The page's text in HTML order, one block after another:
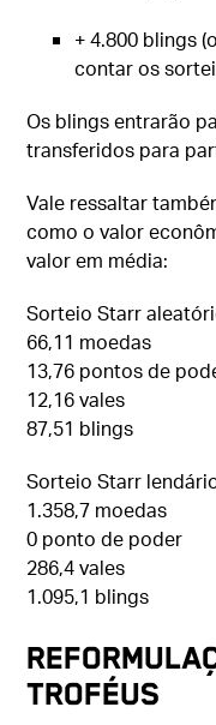
+ 4.800 blings
contar os
Os blings entrarão
transferidos para
Vale ressaltar
como o valor
valor em média:
Sorteio Starr
66,11 moedas
13,76 pontos de
12,16 vales
87,51 blings
Sorteio Starr
1.358,7 moedas
0 ponto de poder
286,4 vales
1.095,1 blings
troféus